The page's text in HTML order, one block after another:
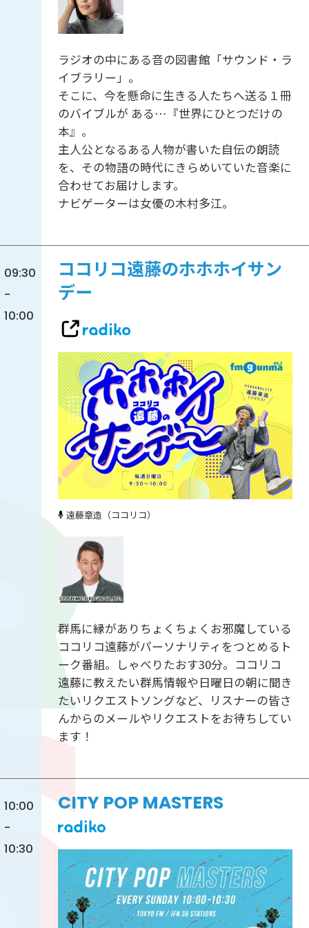
ラジオの中にある音の図書館「サウンド・ラ
イブラリー」。
そこに、今を懸命に生きる人たちへ送る１冊
のバイブルが ある…『世界にひとつだけの
本』。
主人公となるある人物が書いた自伝の朗読
を、その物語の時代にきらめいていた音楽に
合わせてお届けします。
ナビゲーターは女優の木村多江。
09:30
-
10:00
ココリコ遠藤のホホホイサン
デー
遠藤章造（ココリコ）
群馬に縁がありちょくちょくお邪魔している
ココリコ遠藤がパーソナリティをつとめるト
ーク番組。しゃべりたおす30分。ココリコ
遠藤に教えたい群馬情報や日曜日の朝に聞き
たいリクエストソングなど、リスナーの皆さ
んからのメールやリクエストをお待ちしてい
ます！
10:00
-
10:30
CITY POP MASTERS